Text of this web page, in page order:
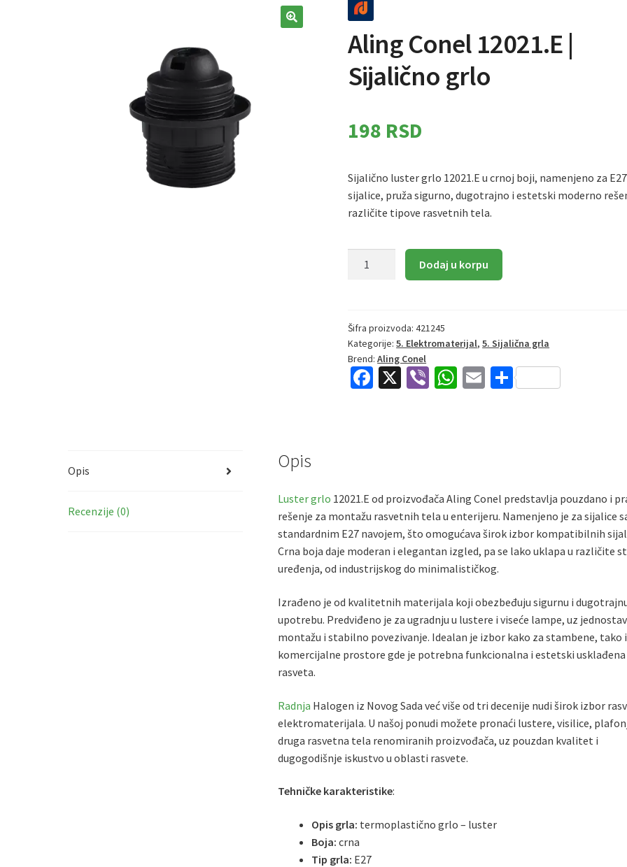
Aling Conel 12021.E |
Sijalično grlo
198 RSD
Sijalično luster grlo 12021.E u crnoj boji, namenjeno za E27
sijalice, pruža sigurno, dugotrajno i estetski moderno
različite tipove rasvetnih tela.
Sijalično
grlo
količina
Dodaj u korpu
Šifra proizvoda:421245
Kategorije:5. Elektromaterijal,5. Sijalična grla
Brend:Aling Conel
Fa
k
X
Vi W
p
E
S
Opis
Recenzije (0)
Opis
Luster grlo 12021.E od proizvođača Aling Conel predstavlja pouzdano i
rešenje za montažu rasvetnih tela u enterijeru. Namenjeno je za sijalice
standardnim E27 navojem, što omogućava širok izbor kompatibilnih
Crna boja daje moderan i elegantan izgled, pa se lako uklapa u različite
uređenja, od industrijskog do minimalističkog.
Izrađeno je od kvalitetnih materijala koji obezbeđuju sigurnu i
upotrebu. Predviđeno je za ugradnju u lustere i viseće lampe, uz
montažu i stabilno povezivanje. Idealan je izbor kako za stambene, tako
komercijalne prostore gde je potrebna funkcionalna i estetski usklađena
rasveta.
Radnja Halogen iz Novog Sada već više od tri decenije nudi širok izbor
elektromaterijala. U našoj ponudi možete pronaći lustere, visilice,
druga rasvetna tela renomiranih proizvođača, uz pouzdan kvalitet i
dugogodišnje iskustvo u oblasti rasvete.
Tehničke karakteristike:
Opis grla: termoplastično grlo – luster
Boja:crna
Tip grla: E27